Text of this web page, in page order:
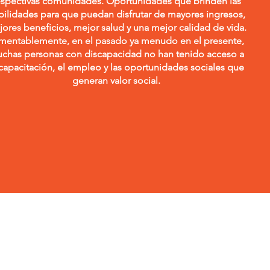
para que puedan disfrutar de mayores ingresos,
beneficios, mejor salud y una mejor calidad de vida.
en el pasado ya menudo en el presente,
personas con discapacidad no han tenido acceso a
el empleo y las oportunidades sociales que
generan valor social.